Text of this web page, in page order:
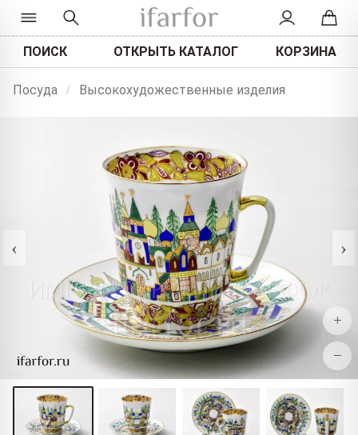
ПОИСК ОТКРЫТЬ КАТАЛОГ КОРЗИНА
Посуда / Высокохудожественные изделия
‹ ›
+
−